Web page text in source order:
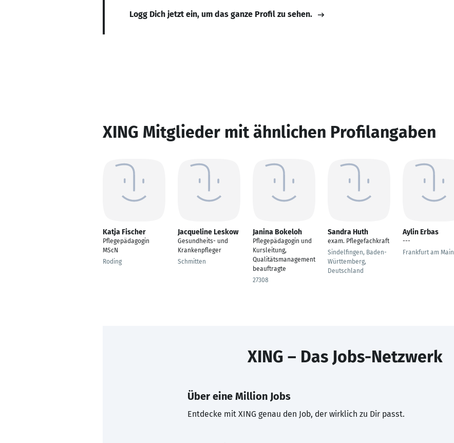
Logg Dich jetzt ein, um das ganze Profil zu sehen.
XING Mitglieder mit ähnlichen Profilangaben
Katja Fischer
Pflegepädagogin
MScN
Roding
Jacqueline Leskow
Gesundheits- und
Krankenpfleger
Schmitten
Janina Bokeloh
Pflegepädagogin und
Kursleitung,
Qualitätsmanagement
beauftragte
27308
Sandra Huth
exam. Pflegefachkraft
Sindelfingen, Baden-
Württemberg,
Deutschland
Aylin Erbas
---
Frankfurt am Main
XING – Das Jobs-Netzwerk
Über eine Million Jobs
Entdecke mit XING genau den Job, der wirklich zu Dir passt.